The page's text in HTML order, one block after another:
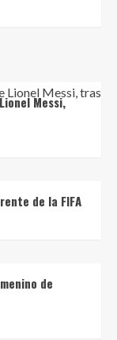
Messi,
de la FIFA
de